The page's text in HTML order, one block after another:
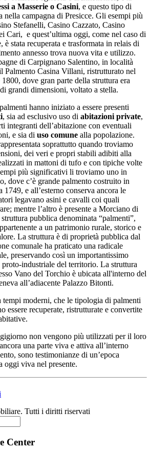
a Masserie o Casini, e questo tipo di
nella campagna di Presicce. Gli esempi più
Stefanelli, Casino Cazzato, Casino
Cari, e quest’ultima oggi, come nel caso di
è stata recuperata e trasformata in relais di
annesso trova nuova vita e utilizzo.
di Carpignano Salentino, in località
Palmento Casina Villani, ristrutturato nel
dove gran parte della struttura era
grandi dimensioni, voltato a stella.
hanno iniziato a essere presenti
, sia ad esclusivo uso di abitazioni private,
integranti dell’abitazione con eventuali
e sia di uso comune alla popolazione.
soprattutto quando troviamo
dei veri e propri stabili adibiti alla
in mattoni di tufo e con tipiche volte
più significativi li troviamo uno in
dove c’è grande palmento costruito in
1749, e all’esterno conserva ancora le
legavano asini e cavalli coi quali
mentre l’altro è presente a Morciano di
pubblica denominata “palmenti”,
a un patrimonio rurale, storico e
La struttura è di proprietà pubblica dal
comunale ha praticato una radicale
preservando così un importantissimo
industriale del territorio. La struttura
Vano del Torchio è ubicata all'interno del
all’adiacente Palazzo Bitonti.
tempi moderni, che le tipologia di palmenti
essere recuperate, ristrutturate e convertite
non vengono più utilizzati per il loro
una parte viva e attiva all’interno
sono testimonianze di un’epoca
oggi viva nel presente.
Tutti i diritti riservati
Center